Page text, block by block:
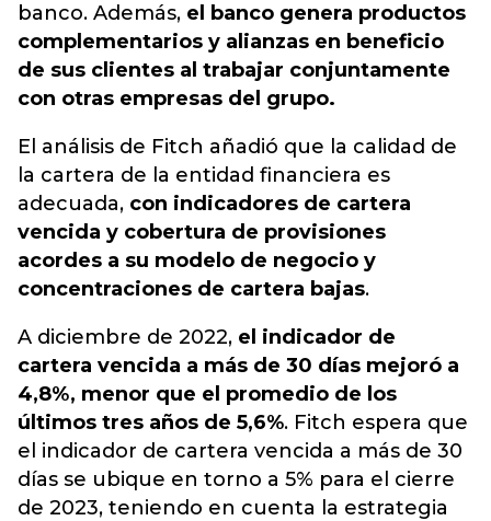
banco. Además, el banco genera productos
complementarios y alianzas en beneficio
de sus clientes al trabajar conjuntamente
con otras empresas del grupo.
El análisis de Fitch añadió que la calidad de
la cartera de la entidad financiera es
adecuada, con indicadores de cartera
vencida y cobertura de provisiones
acordes a su modelo de negocio y
concentraciones de cartera bajas.
A diciembre de 2022, el indicador de
cartera vencida a más de 30 días mejoró a
4,8%, menor que el promedio de los
últimos tres años de 5,6%. Fitch espera que
el indicador de cartera vencida a más de 30
días se ubique en torno a 5% para el cierre
de 2023, teniendo en cuenta la estrategia